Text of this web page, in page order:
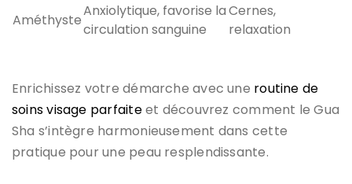
Améthyste
Anxiolytique, favorise la
circulation sanguine
Cernes,
relaxation
Enrichissez votre démarche avec une routine de
soins visage parfaiteet découvrez comment le Gua
Sha s’intègre harmonieusement dans cette
pratique pour une peau resplendissante.